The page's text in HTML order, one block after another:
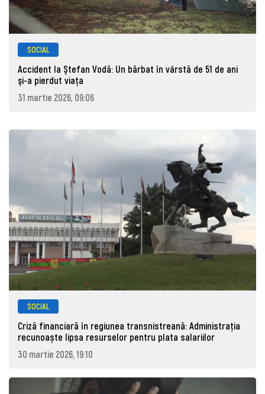
SOCIAL
Accident la Ştefan Vodă: Un bărbat în vârstă de 51 de ani
şi-a pierdut viaţa
31 martie 2026, 09:06
SOCIAL
Criză financiară în regiunea transnistreană: Administrația
recunoaște lipsa resurselor pentru plata salariilor
30 martie 2026, 19:10